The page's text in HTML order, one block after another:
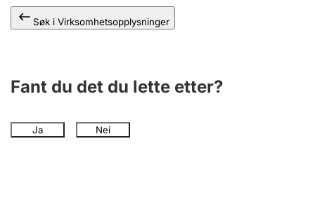
Søk i Virksomhetsopplysninger
Fant du det du lette etter?
Ja Nei